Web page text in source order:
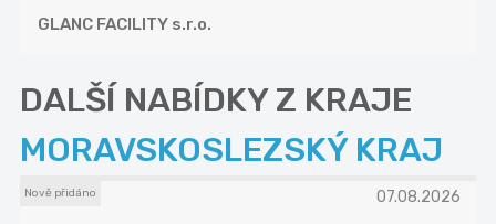
GLANC FACILITY s.r.o.
DALŠÍ NABÍDKY Z KRAJE
MORAVSKOSLEZSKÝ KRAJ
Nově přidáno 07.08.2026